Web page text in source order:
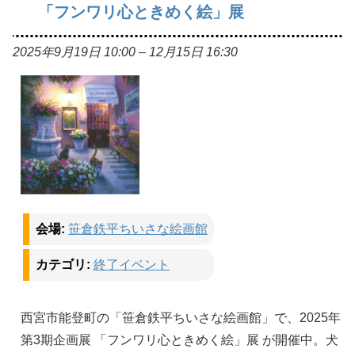
「フンワリ心ときめく絵」展
2025年9月19日 10:00 – 12月15日 16:30
会場: 笹倉鉄平ちいさな絵画館
カテゴリ: 終了イベント
西宮市能登町の「笹倉鉄平ちいさな絵画館」で、2025年
第3期企画展 「フンワリ心ときめく絵」展 が開催中。犬